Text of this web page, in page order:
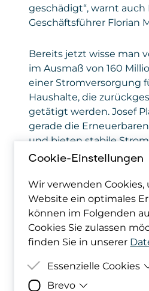
geschädigt“, warnt auch
Geschäftsführer Florian
Bereits jetzt wisse man
im Ausmaß von 160
einer Stromversorgung
Haushalte, die
getätigt werden. Josef
gerade die
und bieten stabile
scheint nicht bewusst zu
Finanzierungs-Seite
zum Bumerang und
verteuern.“
Abschöpfung statt
Cookie-Einstellungen
Wir verwenden
Website ein optimales
können im Folgenden
Cookies Sie zulassen
finden Sie in unserer
Essenzielle Cookies
Zweck
Brevo